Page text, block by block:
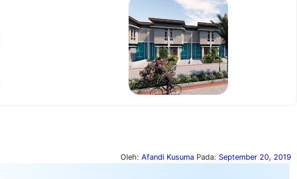
Oleh: Afandi Kusuma Pada: September 20, 2019